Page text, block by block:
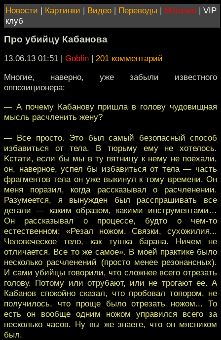
Новости | Картинки | Видео | Переводы | Магазин | VIP
клуб
Про убийцу Кабанова
13.06.13 01:51 | Goblin | 201 комментарий
Многие, наверно, уже забыли известного
оппозиционера:
— А почему Кабанову пришла в голову чудовищная
мысль расчленить жену?
— Все просто. Это был самый безопасный способ
избавиться от тела. В тюрьму ему не хотелось.
Kстати, если бы мы в ту пятницу к нему не поехали,
он, наверное, успел бы избавиться от тела — часть
фрагментов тела он уже выкинул к тому времени. Он
меня поразил, когда рассказывал о расчленении.
Разумеется, я вынужден был расспрашивать все
детали — каким образом, какими инструментами…
Он рассказывал о процессе, будто о чем-то
естественном: «Резал ножом. Связки, сухожилия...
Человеческое тело, как тушка барана. Ничем не
отличается. Все то же самое». В моей практике было
несколько расчленений (просто менее резонансных).
И сами убийцы говорили, что сложнее всего отрезать
голову. Потому или отрубают, или не трогают ее. А
Кабанов спокойно сказал, что пробовал топором, не
получилось, что проще было отрезать ножом... То
есть он вообще одним ножом управился всего за
несколько часов. Ну вы же знаете, что он мясником
был.